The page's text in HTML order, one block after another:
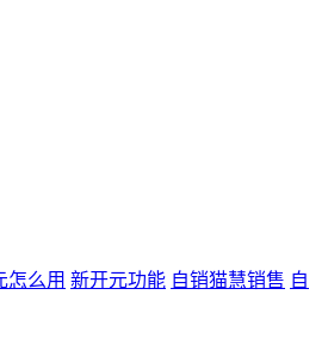
怎么用 新开元功能 自销猫慧销售 自